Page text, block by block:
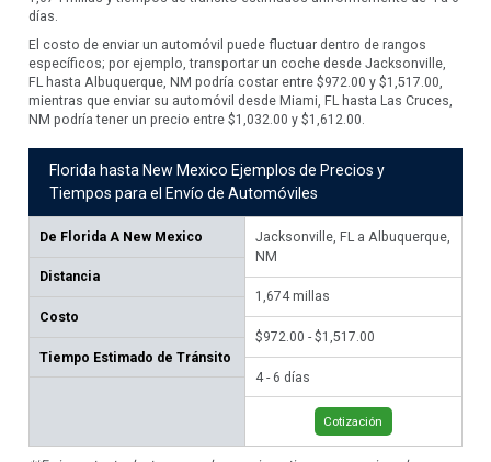
días.
El costo de enviar un automóvil puede fluctuar dentro de rangos
específicos; por ejemplo, transportar un coche desde Jacksonville,
FL hasta Albuquerque, NM podría costar entre $972.00 y $1,517.00,
mientras que enviar su automóvil desde Miami, FL hasta Las Cruces,
NM podría tener un precio entre $1,032.00 y $1,612.00.
Florida hasta New Mexico Ejemplos de Precios y
Tiempos para el Envío de Automóviles
De Florida A New Mexico
Distancia
Costo
Tiempo Estimado de Tránsito
Jacksonville, FL a Albuquerque,
NM
1,674millas
$972.00 - $1,517.00
4 - 6 días
Cotización